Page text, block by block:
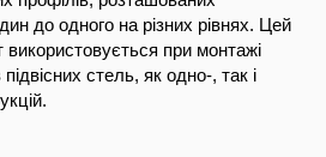
до одного на різних рівнях. Цей
використовується при монтажі
стель, як одно-, так і